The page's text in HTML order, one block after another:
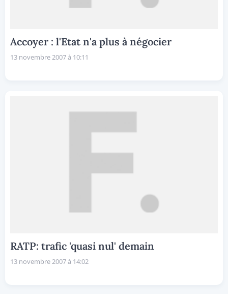
Accoyer : l'Etat n'a plus à négocier
13 novembre 2007 à 10:11
RATP: trafic 'quasi nul' demain
13 novembre 2007 à 14:02